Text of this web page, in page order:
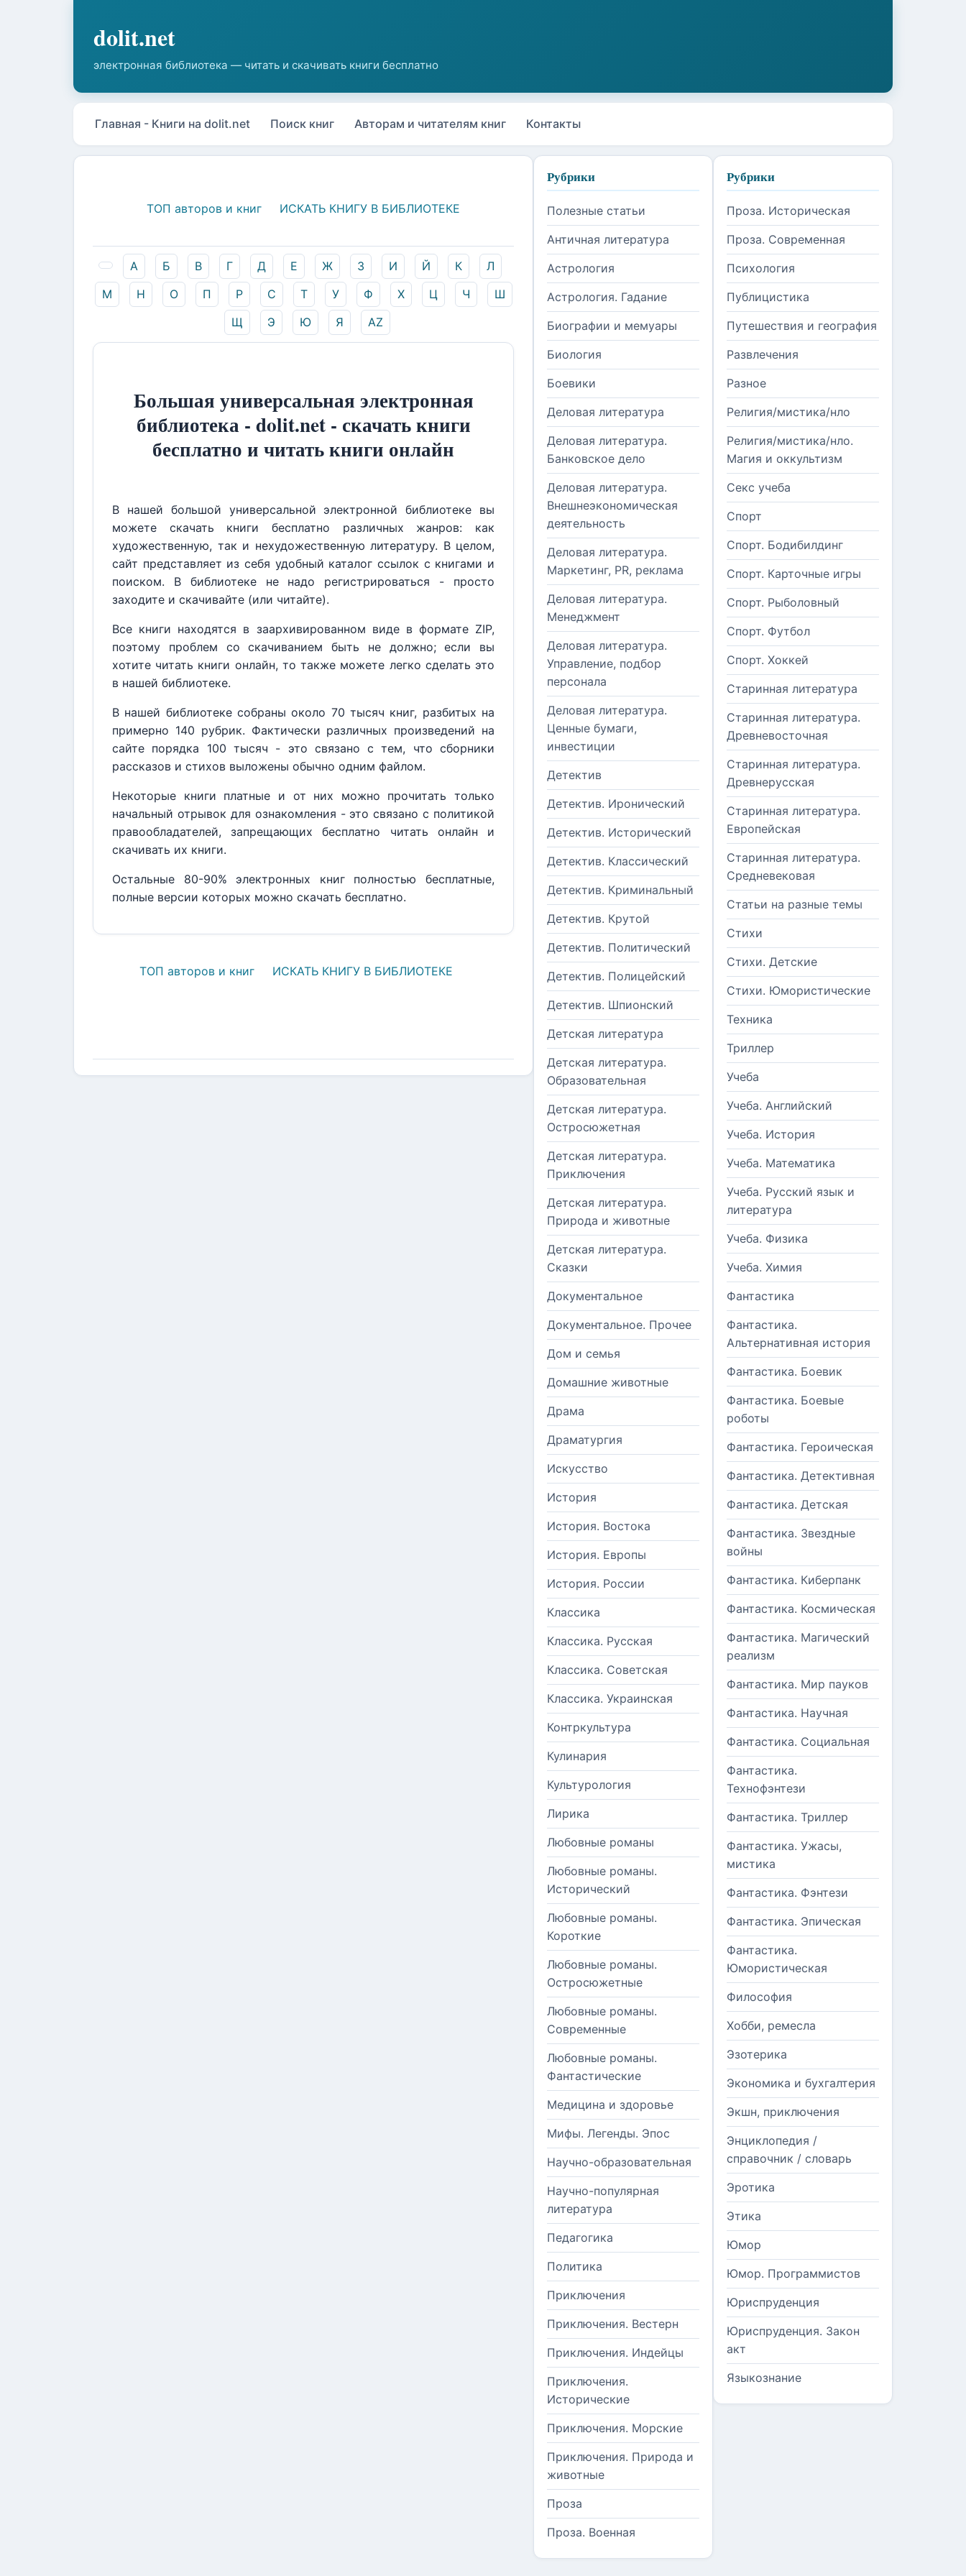
Главная - Книги на dolit.net Поиск книг Авторам и читателям книг Контакты
ТОП авторов и книг ИСКАТЬ КНИГУ В БИБЛИОТЕКЕ
А Б В Г Д Е Ж З И Й К
Л
М
Н О П Р С Т У Ф Х Ц Ч
Ш
Щ
Э Ю Я AZ
Большая универсальная электронная
библиотека - dolit.net - скачать книги
бесплатно и читать книги онлайн
В нашей большой универсальной электронной библиотеке вы
можете скачать книги бесплатно различных жанров: как
художественную, так и нехудожественную литературу. В целом,
сайт представляет из себя удобный каталог ссылок с книгами и
поиском. В библиотеке не надо регистрироваться - просто
заходите и скачивайте (или читайте).
Все книги находятся в заархивированном виде в формате ZIP,
поэтому проблем со скачиванием быть не должно; если вы
хотите читать книги онлайн, то также можете легко сделать это
в нашей библиотеке.
В нашей библиотеке собраны около 70 тысяч книг, разбитых на
примерно 140 рубрик. Фактически различных произведений на
сайте порядка 100 тысяч - это связано с тем, что сборники
рассказов и стихов выложены обычно одним файлом.
Некоторые книги платные и от них можно прочитать только
начальный отрывок для ознакомления - это связано с политикой
правообладателей, запрещающих бесплатно читать онлайн и
скачивать их книги.
Остальные 80-90% электронных книг полностью бесплатные,
полные версии которых можно скачать бесплатно.
ТОП авторов и книг ИСКАТЬ КНИГУ В БИБЛИОТЕКЕ
Рубрики
Полезные статьи
Античная литература
Астрология
Астрология. Гадание
Биографии и мемуары
Биология
Боевики
Деловая литература
Деловая литература.
Банковское дело
Деловая литература.
Внешнеэкономическая
деятельность
Деловая литература.
Маркетинг, PR, реклама
Деловая литература.
Менеджмент
Деловая литература.
Управление, подбор
персонала
Деловая литература.
Ценные бумаги,
инвестиции
Детектив
Детектив. Иронический
Детектив. Исторический
Детектив. Классический
Детектив. Криминальный
Детектив. Крутой
Детектив. Политический
Детектив. Полицейский
Детектив. Шпионский
Детская литература
Детская литература.
Образовательная
Детская литература.
Остросюжетная
Детская литература.
Приключения
Детская литература.
Природа и животные
Детская литература.
Сказки
Документальное
Документальное. Прочее
Дом и семья
Домашние животные
Драма
Драматургия
Искусство
История
История. Востока
История. Европы
История. России
Классика
Классика. Русская
Классика. Советская
Классика. Украинская
Контркультура
Кулинария
Культурология
Лирика
Любовные романы
Любовные романы.
Исторический
Любовные романы.
Короткие
Любовные романы.
Остросюжетные
Любовные романы.
Современные
Любовные романы.
Фантастические
Медицина и здоровье
Мифы. Легенды. Эпос
Научно-образовательная
Научно-популярная
литература
Педагогика
Политика
Приключения
Приключения. Вестерн
Приключения. Индейцы
Приключения.
Исторические
Приключения. Морские
Приключения. Природа и
животные
Проза
Проза. Военная
Рубрики
Проза. Историческая
Проза. Современная
Психология
Публицистика
Путешествия и география
Развлечения
Разное
Религия/мистика/нло
Религия/мистика/нло.
Магия и оккультизм
Секс учеба
Спорт
Спорт. Бодибилдинг
Спорт. Карточные игры
Спорт. Рыболовный
Спорт. Футбол
Спорт. Хоккей
Старинная литература
Старинная литература.
Древневосточная
Старинная литература.
Древнерусская
Старинная литература.
Европейская
Старинная литература.
Средневековая
Статьи на разные темы
Стихи
Стихи. Детские
Стихи. Юмористические
Техника
Триллер
Учеба
Учеба. Английский
Учеба. История
Учеба. Математика
Учеба. Русский язык и
литература
Учеба. Физика
Учеба. Химия
Фантастика
Фантастика.
Альтернативная история
Фантастика. Боевик
Фантастика. Боевые
роботы
Фантастика. Героическая
Фантастика. Детективная
Фантастика. Детская
Фантастика. Звездные
войны
Фантастика. Киберпанк
Фантастика. Космическая
Фантастика. Магический
реализм
Фантастика. Мир пауков
Фантастика. Научная
Фантастика. Социальная
Фантастика.
Технофэнтези
Фантастика. Триллер
Фантастика. Ужасы,
мистика
Фантастика. Фэнтези
Фантастика. Эпическая
Фантастика.
Юмористическая
Философия
Хобби, ремесла
Эзотерика
Экономика и бухгалтерия
Экшн, приключения
Энциклопедия /
справочник / словарь
Эротика
Этика
Юмор
Юмор. Программистов
Юриспруденция
Юриспруденция. Закон
акт
Языкознание